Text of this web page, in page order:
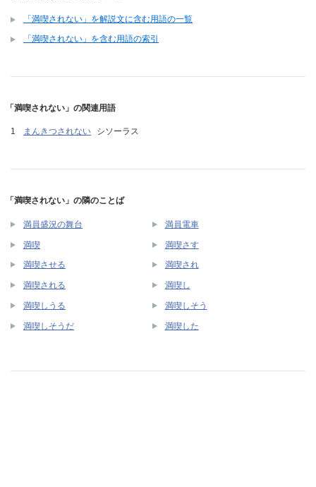
「満喫されない」を解説文に含む用語の一覧
「満喫されない」を含む用語の索引
「満喫されない」の関連用語
まんきつされない シソーラス
「満喫されない」の隣のことば
満員盛況の舞台 満員電車
満喫 満喫さす
満喫させる 満喫され
満喫される 満喫し
満喫しうる 満喫しそう
満喫しそうだ 満喫した